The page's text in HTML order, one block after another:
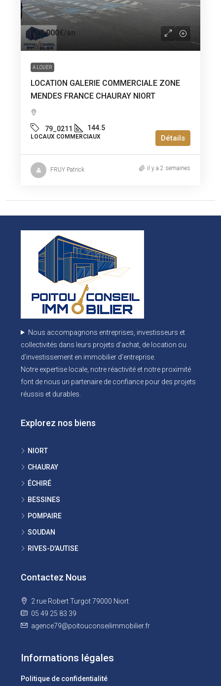
118 000€/an
A LOUER
LOCATION GALERIE COMMERCIALE ZONE
MENDES FRANCE CHAURAY NIORT
79_0211 144.5
LOCAUX COMMERCIAUX Détails
FRUY Patrick il y a 2 semaines
Nous accompagnons entreprises, investisseurs et
collectivités dans leurs projets d’achat, de location ou
d’investissement en immobilier d’entreprise.
Notre expertise locale, notre réactivité et notre proximité
font de nous un partenaire de confiance pour des projets
réussis et durables.
Explorez nos biens
NIORT
CHAURAY
ÉCHIRÉ
BESSINES
POMPAIRE
SOUDAN
RIVES-D'AUTISE
Contactez Nous
2 rue Robert Turgot 79000 Niort
05 49 25 83 39
agence79@poitouconseilimmobilier.fr
Informations légales
Politique de confidentialité